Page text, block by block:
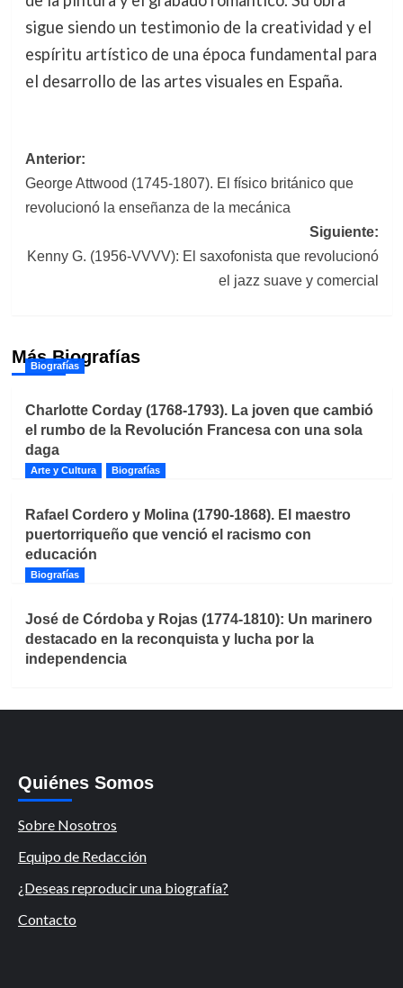
sigue siendo un testimonio de la creatividad y el
espíritu artístico de una época fundamental para
el desarrollo de las artes visuales en España.
Navegación
de
Anterior:
George Attwood (1745-1807). El físico británico que
revolucionó la enseñanza de la mecánica
Siguiente:
Kenny G. (1956-VVVV): El saxofonista que revolucionó
el jazz suave y comercial
Más Biografías
Biografías
Charlotte Corday (1768-1793). La joven que cambió
el rumbo de la Revolución Francesa con una sola
daga
Arte y Cultura Biografías
Rafael Cordero y Molina (1790-1868). El maestro
puertorriqueño que venció el racismo con
educación
Biografías
José de Córdoba y Rojas (1774-1810): Un marinero
destacado en la reconquista y lucha por la
independencia
Quiénes Somos
Sobre Nosotros
Equipo de Redacción
¿Deseas reproducir una biografía?
Contacto